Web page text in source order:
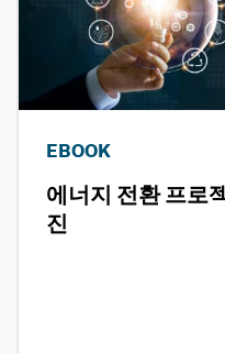
EBOOK
에너지 전환 프로
진